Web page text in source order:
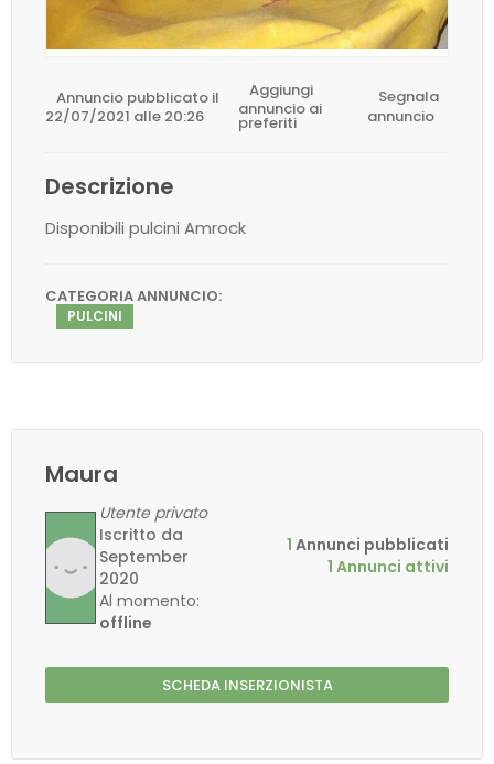
Annuncio pubblicato il
22/07/2021 alle 20:26
Aggiungi
annuncio ai
preferiti
Segnala
annuncio
Descrizione
Disponibili pulcini Amrock
CATEGORIA ANNUNCIO:
PULCINI
Maura
Utente privato
Iscritto da
September
2020
Al momento:
offline
1 Annunci pubblicati
1 Annunci attivi
SCHEDA INSERZIONISTA